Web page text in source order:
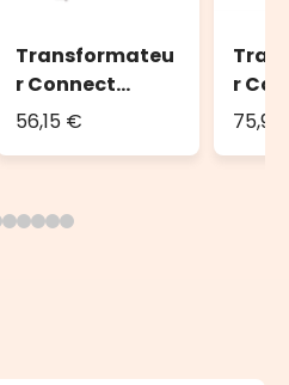
Transformateu
r Connect
ProLine 36V, 36
56,15 €
r